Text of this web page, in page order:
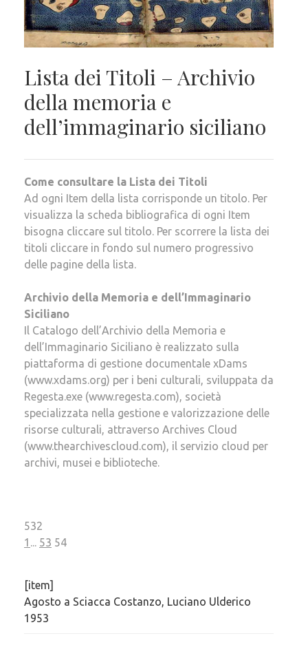
Lista dei Titoli – Archivio
della memoria e
dell’immaginario siciliano
Come consultare la Lista dei Titoli
Ad ogni Item della lista corrisponde un titolo. Per
visualizza la scheda bibliografica di ogni Item
bisogna cliccare sul titolo. Per scorrere la lista dei
titoli cliccare in fondo sul numero progressivo
delle pagine della lista.
Archivio della Memoria e dell’Immaginario
Siciliano
Il Catalogo dell’Archivio della Memoria e
dell’Immaginario Siciliano è realizzato sulla
piattaforma di gestione documentale xDams
(www.xdams.org) per i beni culturali, sviluppata da
Regesta.exe (www.regesta.com), società
specializzata nella gestione e valorizzazione delle
risorse culturali, attraverso Archives Cloud
(www.thearchivescloud.com), il servizio cloud per
archivi, musei e biblioteche.
532
1
53 54
[item]
Agosto a Sciacca Costanzo, Luciano Ulderico
1953